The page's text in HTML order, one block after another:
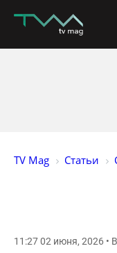
TV Mag Статьи
11:27 02 июня, 2026 •